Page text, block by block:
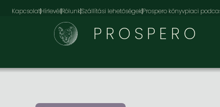
KapcsolatHírlevélRólunkSzállítási lehetőségekProspero könyvpiaci
PROSPERO